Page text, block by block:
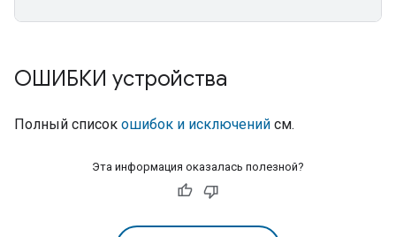
ОШИБКИ устройства
Полный список ошибок и исключений см.
Эта информация оказалась полезной?